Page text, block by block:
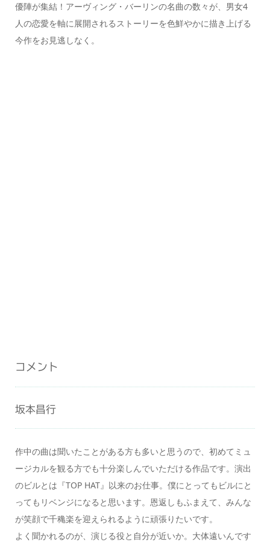
優陣が集結！アーヴィング・バーリンの名曲の数々が、男女4
人の恋愛を軸に展開されるストーリーを色鮮やかに描き上げる
今作をお見逃しなく。
コメント
坂本昌行
作中の曲は聞いたことがある方も多いと思うので、初めてミュ
ージカルを観る方でも十分楽しんでいただける作品です。演出
のビルとは『TOP HAT』以来のお仕事。僕にとってもビルにと
ってもリベンジになると思います。恩返しもふまえて、みんな
が笑顔で千穐楽を迎えられるように頑張りたいです。
よく聞かれるのが、演じる役と自分が近いか。大体遠いんです